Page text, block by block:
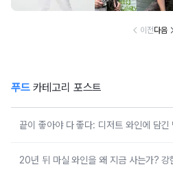
이전다음
푸드카테고리 포스트
끝이 좋아야 다 좋다: 디저트 와인에 담긴
20년 뒤 마실 와인을 왜 지금 사는가? 강